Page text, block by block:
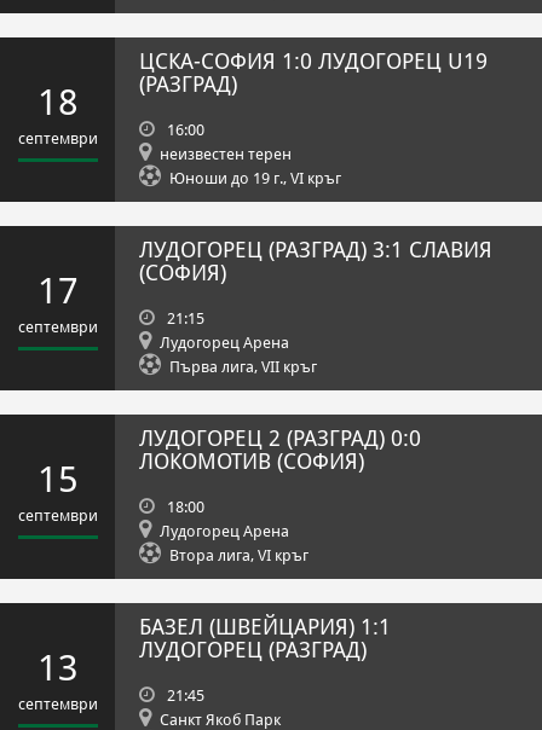
18
септември
ЦСКА-СОФИЯ 1:0 ЛУДОГОРЕЦ U19
(РАЗГРАД)
16:00
неизвестен терен
Юноши до 19 г., VI кръг
17
септември
ЛУДОГОРЕЦ (РАЗГРАД) 3:1 СЛАВИЯ
(СОФИЯ)
21:15
Лудогорец Арена
Първа лига, VII кръг
15
септември
ЛУДОГОРЕЦ 2 (РАЗГРАД) 0:0
ЛОКОМОТИВ (СОФИЯ)
18:00
Лудогорец Арена
Втора лига, VI кръг
13
септември
БАЗЕЛ (ШВЕЙЦАРИЯ) 1:1
ЛУДОГОРЕЦ (РАЗГРАД)
21:45
Санкт Якоб Парк